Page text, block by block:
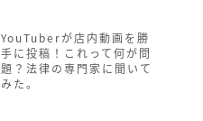
YouTuberが店内動画を勝
手に投稿！これって何が問
題？法律の専門家に聞いて
みた。